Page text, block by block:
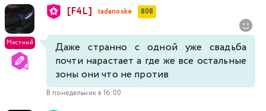
Местный
[F4L] tadanoske 808
Даже странно с одной уже свадьба
почти нарастает а где же все остальные
зоны они что не против
В понедельник в 16:00